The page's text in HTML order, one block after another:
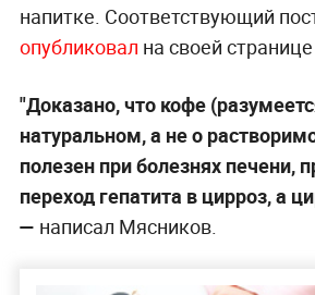
напитке. Соответствующий
опубликовал на своей
"Доказано, что кофе
натуральном, а не о
полезен при болезнях печени,
переход гепатита в цирроз, а
— написал Мясников.